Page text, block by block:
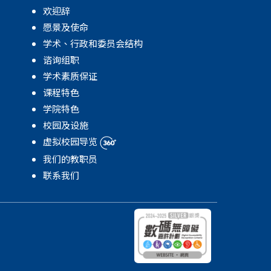
欢迎辞
愿景及使命
学术、行政和委员会结构
谘询组职
学术素质保证
课程特色
学院特色
校园及设施
虚拟校园导览
我们的教职员
联系我们